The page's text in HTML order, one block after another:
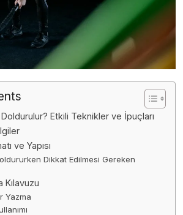
Etkili Teknikler ve İpuçları
ve Yapısı
Dikkat Edilmesi Gereken
Kılavuzu
Yazma